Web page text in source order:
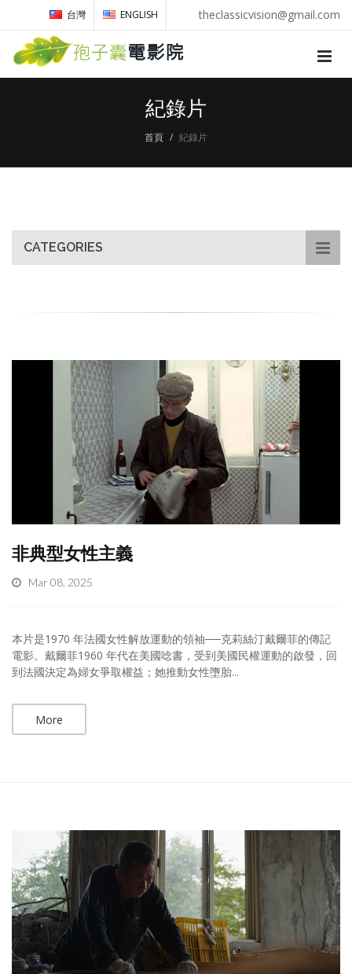
theclassicvision@gmail.com
台灣 ENGLISH
紀錄片
首頁 紀錄片
CATEGORIES
非典型女性主義
Mar 08, 2025
本片是1970 年法國女性解放運動的領袖──克莉絲汀戴爾菲的傳記
電影。戴爾菲1960 年代在美國唸書，受到美國民權運動的啟發，回
到法國決定為婦女爭取權益；她推動女性墮胎...
More